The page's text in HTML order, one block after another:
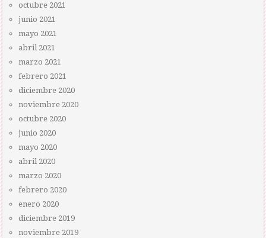
octubre 2021
junio 2021
mayo 2021
abril 2021
marzo 2021
febrero 2021
diciembre 2020
noviembre 2020
octubre 2020
junio 2020
mayo 2020
abril 2020
marzo 2020
febrero 2020
enero 2020
diciembre 2019
noviembre 2019